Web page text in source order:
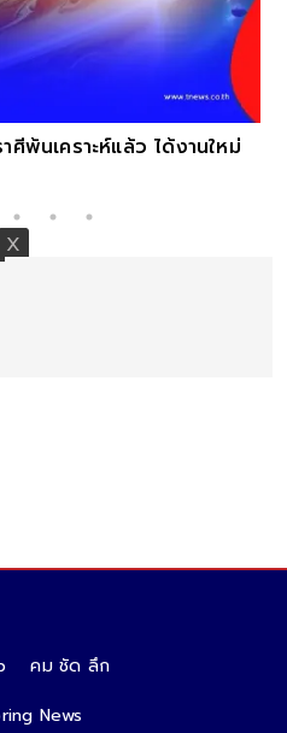
พ้นเคราะห์แล้ว ได้งานใหม่
คม ชัด ลึก
News